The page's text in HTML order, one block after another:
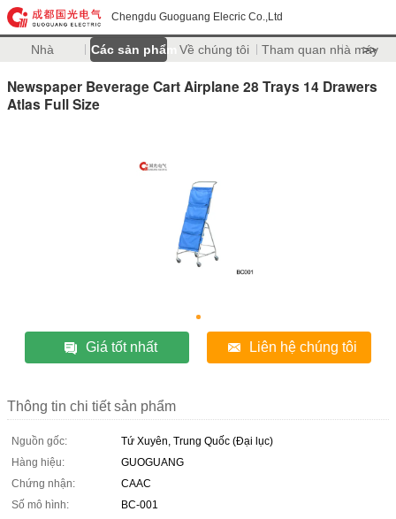
Chengdu Guoguang Elecric Co.,Ltd
Nhà Các sản phẩm Về chúng tôi Tham quan nhà máy
>>
Newspaper Beverage Cart Airplane 28 Trays 14 Drawers
Atlas Full Size
Giá tốt nhất Liên hệ chúng tôi
Thông tin chi tiết sản phẩm
Nguồn gốc:
Tứ Xuyên, Trung Quốc (Đại lục)
Hàng hiệu:
GUOGUANG
Chứng nhận:
CAAC
Số mô hình:
BC-001